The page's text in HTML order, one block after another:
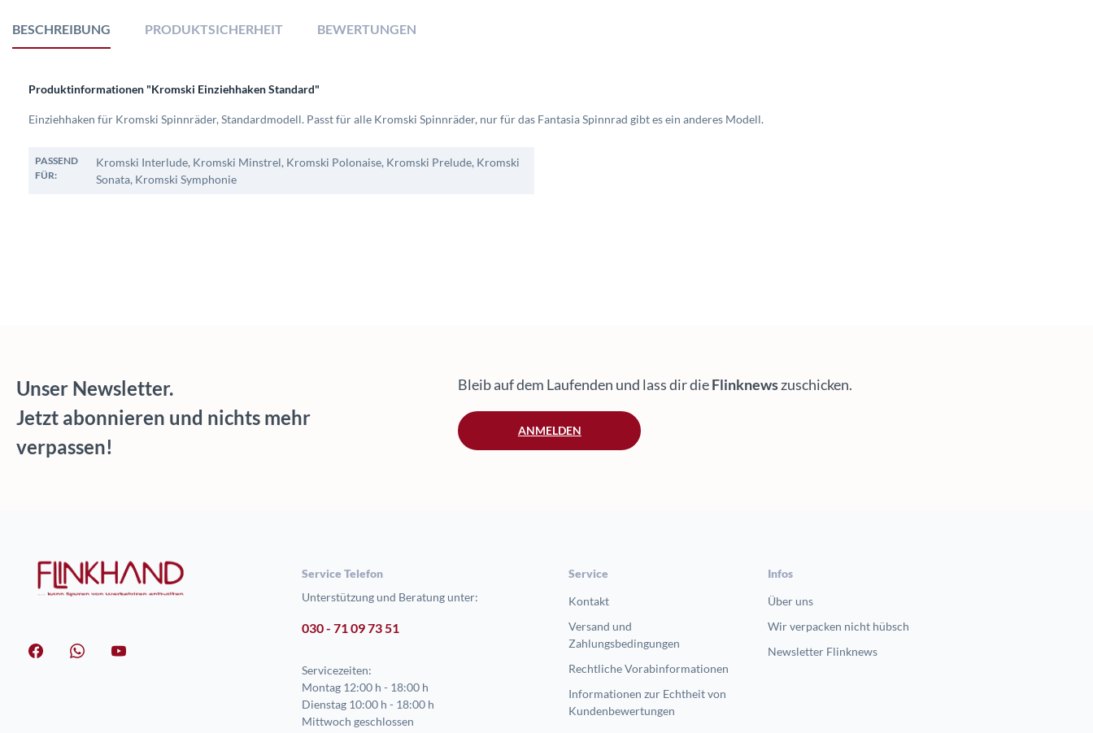
BESCHREIBUNG PRODUKTSICHERHEIT BEWERTUNGEN
Produktinformationen "Kromski Einziehhaken Standard"
Einziehhaken für Kromski Spinnräder, Standardmodell. Passt für alle Kromski Spinnräder, nur für das Fantasia Spinnrad gibt es ein anderes Modell.
PASSEND
FÜR:
Kromski Interlude, Kromski Minstrel, Kromski Polonaise, Kromski Prelude, Kromski
Sonata, Kromski Symphonie
Unser Newsletter.
Jetzt abonnieren und nichts mehr
verpassen!
Bleib auf dem Laufenden und lass dir dieFlinknewszuschicken.
ANMELDEN
Service Telefon
Unterstützung und Beratung unter:
030 - 71 09 73 51
Servicezeiten:
Montag 12:00 h - 18:00 h
Dienstag 10:00 h - 18:00 h
Mittwoch geschlossen
Service
Kontakt
Versand und
Zahlungsbedingungen
Rechtliche Vorabinformationen
Informationen zur Echtheit von
Kundenbewertungen
Infos
Über uns
Wir verpacken nicht hübsch
Newsletter Flinknews